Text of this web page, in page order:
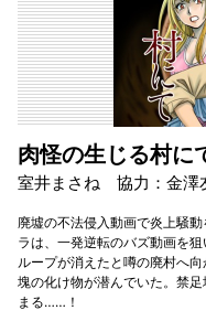
肉怪の生じる村に
室井まさね 協力：金澤
廃墟の不法侵入動画で炎上騒
ラは、一発逆転のバズ動画を
ループが消えたと噂の廃村へ
塊の化け物が潜んでいた。禁
まる……！